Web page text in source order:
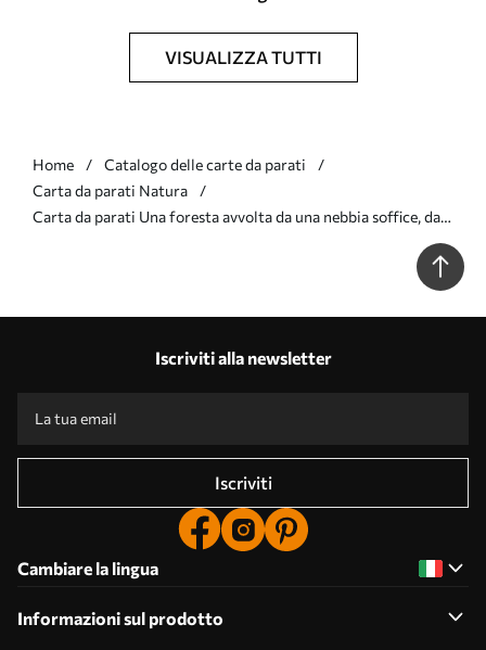
VISUALIZZA TUTTI
Home
Catalogo delle carte da parati
Carta da parati Natura
Carta da parati Una foresta avvolta da una nebbia soffice, dai
Iscriviti alla newsletter
Iscriviti
Cambiare la lingua
Informazioni sul prodotto